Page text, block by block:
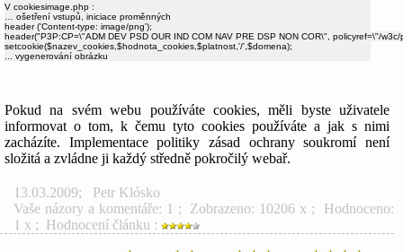
V cookiesimage.php :
… ošetření vstupů, iniciace proměnných
header ('Content-type: image/png');
header("P3P:CP=\"ADM DEV PSD OUR IND COM NAV PRE DSP NON COR\", policyref=\"/
setcookie($nazev_cookies,$hodnota_cookies,$platnost,'/',$domena);
Pokud na svém webu používáte cookies, měli byste uživatele
informovat o tom, k čemu tyto cookies používáte a jak s nimi
zacházíte. Implementace politiky zásad ochrany soukromí není
složitá a zvládne ji každý středně pokročilý webař.
13.03.2009; Petr Klósko
Vaše názory a komentáře: 1 ; Zobrazeno: 10206 x ; Hodnoceno:
1 x ; Hodnocení článku :